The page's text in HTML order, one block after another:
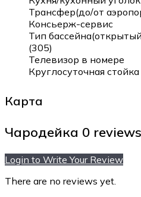
Трансфер(до/от
Консьерж-сервис
Тип
(305)
Телевизор в номере
Круглосуточная
Карта
Чародейка 0 reviews
Login to Write Your Review
There are no reviews yet.